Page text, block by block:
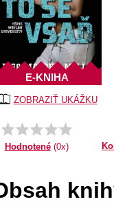
ZOBRAZIŤ UKÁŽKU
E-KNIHA
Hodnotené(0x)